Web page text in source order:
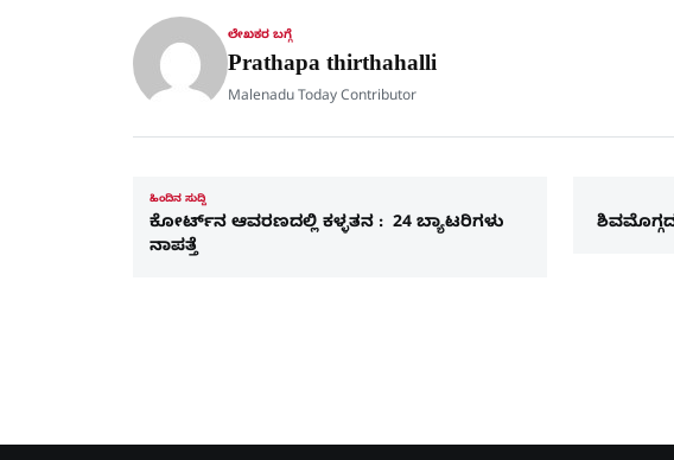
ಲೇಖಕರ ಬಗ್ಗೆ
Prathapa thirthahalli
Malenadu Today Contributor
ಹಿಂದಿನ ಸುದ್ದಿ
ಕೋರ್ಟ್‌ನ ಆವರಣದಲ್ಲಿ ಕಳ್ಳತನ : 24 ಬ್ಯಾಟರಿಗಳು
ನಾಪತ್ತೆ